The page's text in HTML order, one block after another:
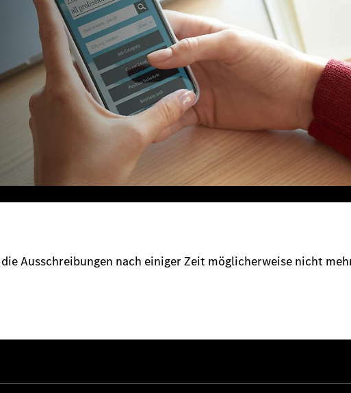
Ausschreibungen nach einiger Zeit möglicherweise nicht